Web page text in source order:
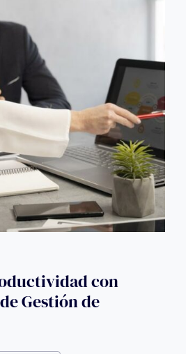
con
Gestión de